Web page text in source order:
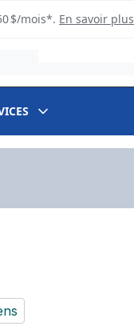
$/mois*. En savoir plus